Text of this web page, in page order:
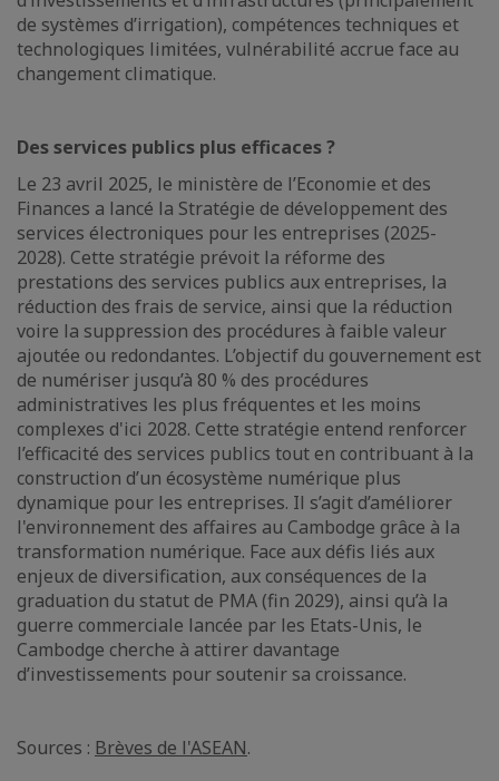
de systèmes d’irrigation), compétences techniques et
technologiques limitées, vulnérabilité accrue face au
changement climatique.
Des services publics plus efficaces ?
Le 23 avril 2025, le ministère de l’Economie et des
Finances a lancé la Stratégie de développement des
services électroniques pour les entreprises (2025-
2028). Cette stratégie prévoit la réforme des
prestations des services publics aux entreprises, la
réduction des frais de service, ainsi que la réduction
voire la suppression des procédures à faible valeur
ajoutée ou redondantes. L’objectif du gouvernement est
de numériser jusqu’à 80 % des procédures
administratives les plus fréquentes et les moins
complexes d'ici 2028. Cette stratégie entend renforcer
l’efficacité des services publics tout en contribuant à la
construction d’un écosystème numérique plus
dynamique pour les entreprises. Il s’agit d’améliorer
l'environnement des affaires au Cambodge grâce à la
transformation numérique. Face aux défis liés aux
enjeux de diversification, aux conséquences de la
graduation du statut de PMA (fin 2029), ainsi qu’à la
guerre commerciale lancée par les Etats-Unis, le
Cambodge cherche à attirer davantage
d’investissements pour soutenir sa croissance.
Sources : Brèves de l'ASEAN.